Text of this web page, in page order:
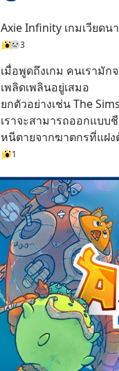
Axie Infinity เกมเวียด
3
เมื่อพูดถึงเกม คนเรามั
เพลิดเพลินอยู่เสมอ
ยกตัวอย่างเช่น The
เราจะสามารถออกแบบ
หนีตายจากฆาตกรที่แฝง
1